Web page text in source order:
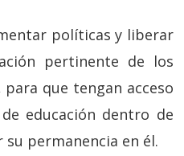
y liberar
pertinente de los
que tengan acceso
educación dentro de
permanencia en él.